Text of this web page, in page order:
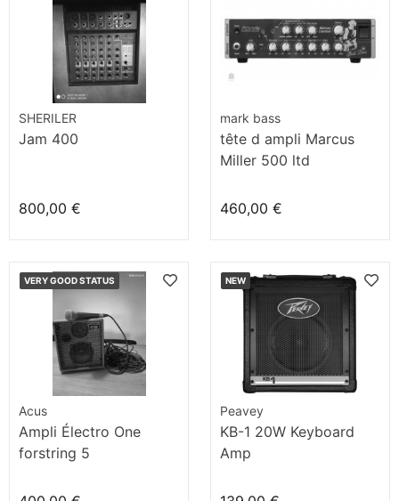
SHERILER
Jam 400
800,00 €
mark bass
tête d ampli Marcus
Miller 500 ltd
460,00 €
VERY GOOD STATUS
Acus
Ampli Électro One
forstring 5
NEW
Peavey
KB-1 20W Keyboard
Amp